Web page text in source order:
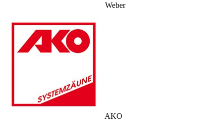
Weber
AKO